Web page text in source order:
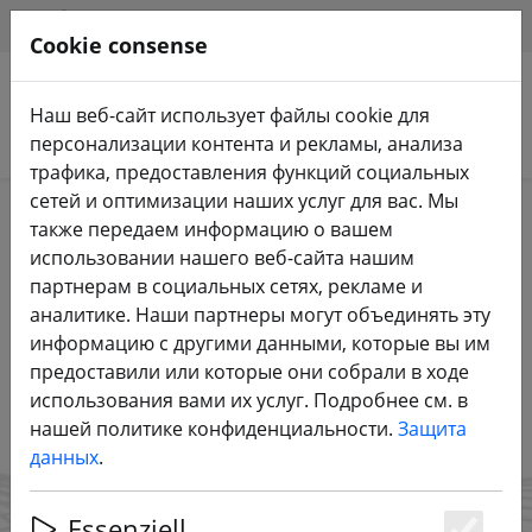
Поиск продуктов
Будьте в курсе событий!
Подпишитесь на рассылку FPV24!
ПОДПИШИТЕСЬ СЕЙЧАС
Cookie consense
Наш веб-сайт использует файлы cookie для
персонализации контента и рекламы, анализа
трафика, предоставления функций социальных
сетей и оптимизации наших услуг для вас. Мы
также передаем информацию о вашем
использовании нашего веб-сайта нашим
партнерам в социальных сетях, рекламе и
аналитике. Наши партнеры могут объединять эту
информацию с другими данными, которые вы им
предоставили или которые они собрали в ходе
использования вами их услуг. Подробнее см. в
нашей политике конфиденциальности. Защита
данных.